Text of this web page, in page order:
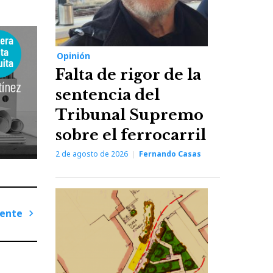
Opinión
Falta de rigor de la
sentencia del
Tribunal Supremo
sobre el ferrocarril
2 de agosto de 2026 Fernando Casas